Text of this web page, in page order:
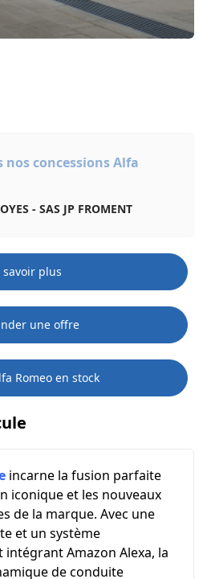
nos concessions Alfa
- SAS JP FROMENT
savoir plus
une offre
Romeo en stock
incarne la fusion parfaite
iconique et les nouveaux
de la marque. Avec une
et un système
Amazon Alexa, la
de conduite